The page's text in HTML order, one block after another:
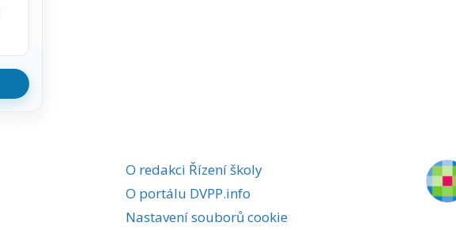
O redakci Řízení školy
O portálu DVPP.info
Nastavení souborů cookie